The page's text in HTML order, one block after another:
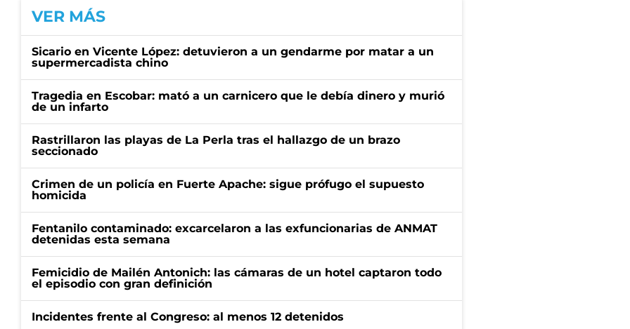
VER MÁS
Sicario en Vicente López: detuvieron a un gendarme por matar a un
supermercadista chino
Tragedia en Escobar: mató a un carnicero que le debía dinero y murió
de un infarto
Rastrillaron las playas de La Perla tras el hallazgo de un brazo
seccionado
Crimen de un policía en Fuerte Apache: sigue prófugo el supuesto
homicida
Fentanilo contaminado: excarcelaron a las exfuncionarias de ANMAT
detenidas esta semana
Femicidio de Mailén Antonich: las cámaras de un hotel captaron todo
el episodio con gran definición
Incidentes frente al Congreso: al menos 12 detenidos